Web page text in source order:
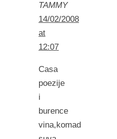
TAMMY
14/02/2008
at
12:07
Casa
poezije
i
burence
vina,komad